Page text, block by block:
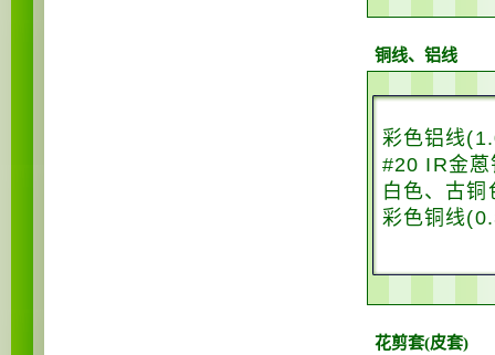
铜线、铝线
彩色铝线
#20 IR金蒽
白色、古
彩色铜线
花剪套(皮套)